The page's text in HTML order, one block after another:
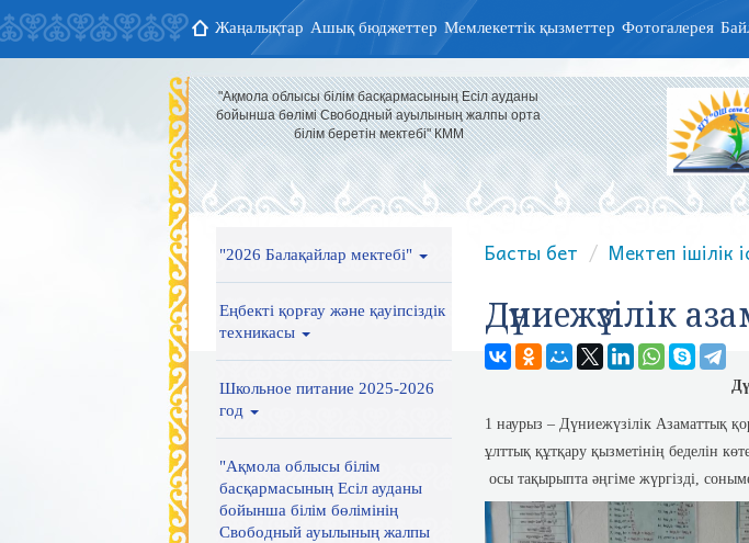
Жаңалықтар Ашық бюджеттер Мемлекеттік қызметтер Фотогалерея
"Ақмола облысы білім басқармасының Есіл ауданы
бойынша бөлімі Свободный ауылының жалпы орта
білім беретін мектебі" КММ
"2026 Балақайлар мектебі"
Еңбекті қорғау және қауіпсіздік
техникасы
Школьное питание 2025-2026
год
"Ақмола облысы білім
басқармасының Есіл ауданы
бойынша білім бөлімінің
Свободный ауылының жалпы
Басты бет Мектеп ішілік
Дүниежүзілік
1 наурыз – Дүниежүзілік Азаматтық
ұлттық құтқару қызметінің беделін
осы тақырыпта әңгіме жүргізді,